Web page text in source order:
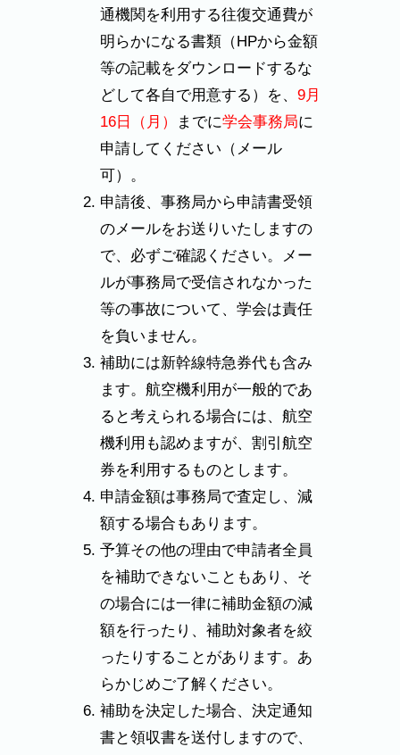
通機関を利用する往復交通費が
明らかになる書類（HPから金額
等の記載をダウンロードするな
どして各自で用意する）を、 9月
16日（月）
までに学会事務局に
申請してください （メール
可）。
申請後、事務局から申請書受領
のメールをお送りいたしますの
で、必ずご確認ください。メー
ルが事務局で受信されなかった
等の事故について、学会は責任
を負いません。
補助には新幹線特急券代も含み
ます。航空機利用が一般的であ
ると考えられる場合には、航空
機利用も認めますが、割引航空
券を利用するものとします。
申請金額は事務局で査定し、減
額する場合もあります。
予算その他の理由で申請者全員
を補助できないこともあり、そ
の場合には一律に補助金額の減
額を行ったり、補助対象者を絞
ったりすることがあります。あ
らかじめご了解ください。
補助を決定した場合、決定通知
書と領収書を送付しますので、